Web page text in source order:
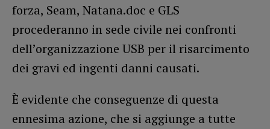
forza, Seam, Natana.doc e GLS
procederanno in sede civile nei confronti
dell’organizzazione USB per il risarcimento
dei gravi ed ingenti danni causati.
È evidente che conseguenze di questa
ennesima azione, che si aggiunge a tutte